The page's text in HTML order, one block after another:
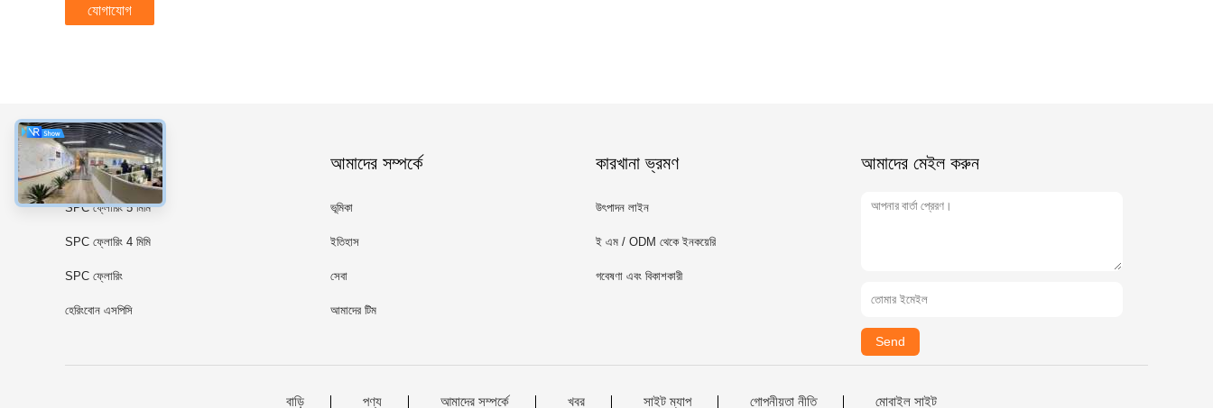
যোগাযোগ
ধরন
SPC ফ্লোরিং 5 মিমি
SPC ফ্লোরিং 4 মিমি
SPC ফ্লোরিং
হেরিংবোন এসপিসি
আমাদের সম্পর্কে
ভূমিকা
ইতিহাস
সেবা
আমাদের টিম
কারখানা ভ্রমণ
উৎপাদন লাইন
ই এম / ODM থেকে ইনকয়েরি
গবেষণা এবং বিকাশকারী
আমাদের মেইল ​​করুন
Send
বাড়ি পণ্য আমাদের সম্পর্কে খবর সাইট ম্যাপ গোপনীয়তা নীতি মোবাইল সাইট